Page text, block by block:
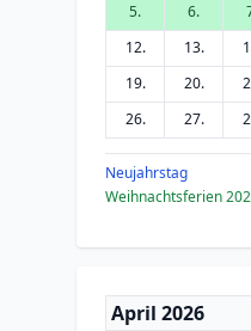
5.
6.
12.
13.
19.
20.
26.
27.
Neujahrstag
Weihnachtsferien
April 2026